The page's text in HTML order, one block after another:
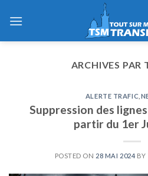
ARCHIVES PAR
ALERTE TRAFIC
Suppression des
partir du 1er
POSTED ON 28 MAI 2024 BY